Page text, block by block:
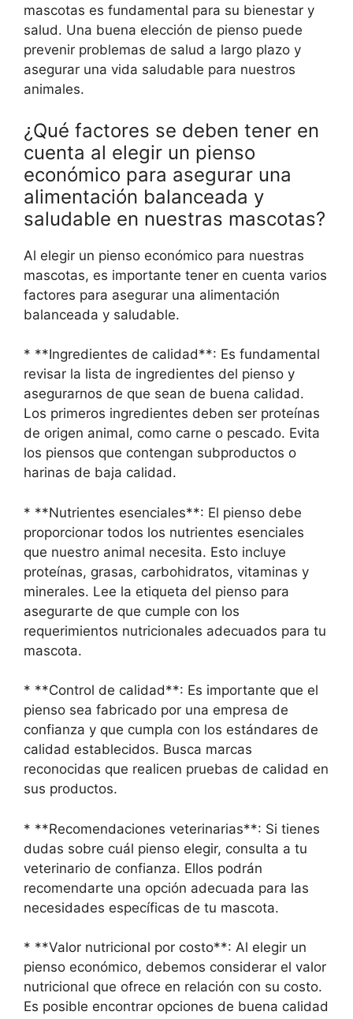
mascotas es fundamental para su bienestar y
salud. Una buena elección de pienso puede
prevenir problemas de salud a largo plazo y
asegurar una vida saludable para nuestros
animales.
¿Qué factores se deben tener en
cuenta al elegir un pienso
económico para asegurar una
alimentación balanceada y
saludable en nuestras mascotas?
Al elegir un pienso económico para nuestras
mascotas, es importante tener en cuenta varios
factores para asegurar una alimentación
balanceada y saludable.
* **Ingredientes de calidad**: Es fundamental
revisar la lista de ingredientes del pienso y
asegurarnos de que sean de buena calidad.
Los primeros ingredientes deben ser proteínas
de origen animal, como carne o pescado. Evita
los piensos que contengan subproductos o
harinas de baja calidad.
* **Nutrientes esenciales**: El pienso debe
proporcionar todos los nutrientes esenciales
que nuestro animal necesita. Esto incluye
proteínas, grasas, carbohidratos, vitaminas y
minerales. Lee la etiqueta del pienso para
asegurarte de que cumple con los
requerimientos nutricionales adecuados para tu
mascota.
* **Control de calidad**: Es importante que el
pienso sea fabricado por una empresa de
confianza y que cumpla con los estándares de
calidad establecidos. Busca marcas
reconocidas que realicen pruebas de calidad en
sus productos.
* **Recomendaciones veterinarias**: Si tienes
dudas sobre cuál pienso elegir, consulta a tu
veterinario de confianza. Ellos podrán
recomendarte una opción adecuada para las
necesidades específicas de tu mascota.
* **Valor nutricional por costo**: Al elegir un
pienso económico, debemos considerar el valor
nutricional que ofrece en relación con su costo.
Es posible encontrar opciones de buena calidad